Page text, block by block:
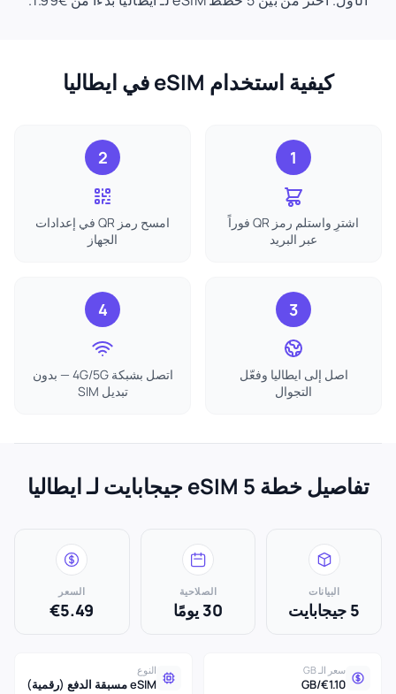
كيفية استخدام eSIM في ايطاليا
1
اشترِ واستلم رمز QR فوراً
عبر البريد
2
امسح رمز QR في إعدادات
الجهاز
3
اصل إلى ايطاليا وفعّل
التجوال
4
اتصل بشبكة 4G/5G — بدون
تبديل SIM
تفاصيل خطة eSIM 5 جيجابايت لـ ايطاليا
البيانات
5 جيجابايت
الصلاحية
30 يومًا
السعر
€5.49
سعر الـ GB
€1.10/GB
النوع
eSIM مسبقة الدفع (رقمية)